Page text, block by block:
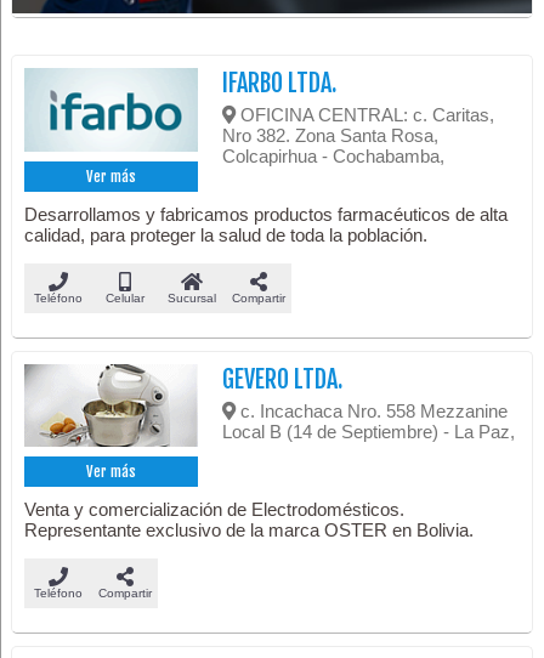
Ver más
IFARBO LTDA.
OFICINA CENTRAL: c. Caritas,
Nro 382. Zona Santa Rosa,
Colcapirhua - Cochabamba,
Desarrollamos y fabricamos productos farmacéuticos de alta
calidad, para proteger la salud de toda la población.
Teléfono Celular Sucursal Compartir
Ver más
GEVERO LTDA.
c. Incachaca Nro. 558 Mezzanine
Local B (14 de Septiembre) - La Paz,
Venta y comercialización de Electrodomésticos.
Representante exclusivo de la marca OSTER en Bolivia.
Teléfono Compartir